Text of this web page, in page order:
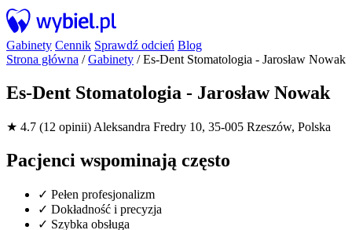
Gabinety Cennik Sprawdź odcień Blog
Strona główna /Gabinety /Es-Dent Stomatologia - Jarosław Nowak
Es-Dent Stomatologia - Jarosław Nowak
★ 4.7 (12 opinii) Aleksandra Fredry 10, 35-005 Rzeszów, Polska
Pacjenci wspominają często
✓ Pełen profesjonalizm
✓ Dokładność i precyzja
✓ Szybka obsługa